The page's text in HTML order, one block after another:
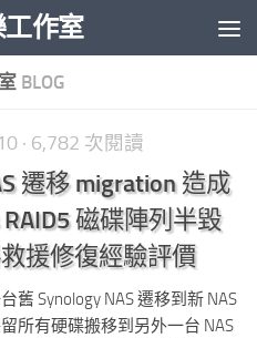
工作室
BLOG
· 6,782 次閱讀
遷移 migration 造成
磁碟陣列半毀
救援修復經驗評價
舊 Synology NAS 遷移到新 NAS
所有硬碟搬移到另外一台 NAS